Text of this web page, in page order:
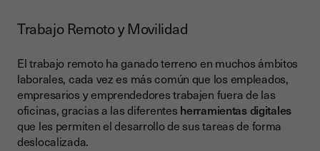
Trabajo Remoto y Movilidad
El trabajo remoto ha ganado terreno en muchos ámbitos
laborales, cada vez es más común que los empleados,
empresarios y emprendedores trabajen fuera de las
oficinas, gracias a las diferentes herramientas digitales
que les permiten el desarrollo de sus tareas de forma
deslocalizada.